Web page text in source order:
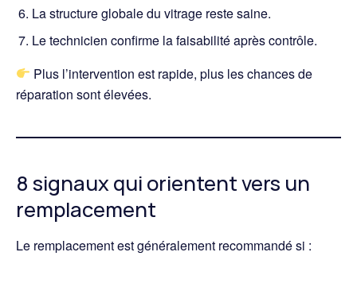
La structure globale du vitrage reste saine.
Le technicien confirme la faisabilité après contrôle.
Plus l’intervention est rapide, plus les chances de
réparation sont élevées.
8 signaux qui orientent vers un
remplacement
Le remplacement est généralement recommandé si :